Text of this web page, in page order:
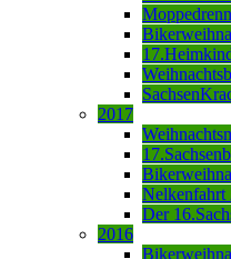
2017
Nelkenfahrt
Der
2016